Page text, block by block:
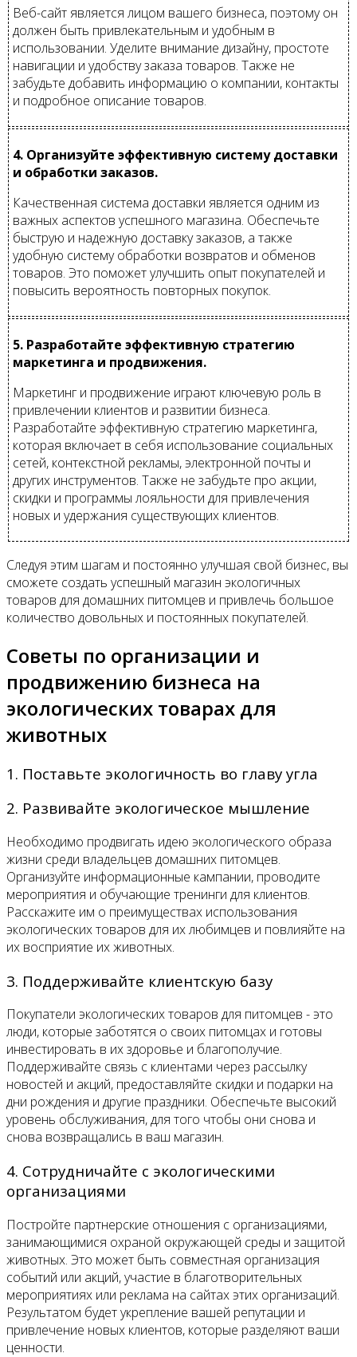
Веб-сайт является лицом вашего бизнеса, поэтому он
должен быть привлекательным и удобным в
использовании. Уделите внимание дизайну, простоте
навигации и удобству заказа товаров. Также не
забудьте добавить информацию о компании, контакты
и подробное описание товаров.
4. Организуйте эффективную систему доставки
и обработки заказов.
Качественная система доставки является одним из
важных аспектов успешного магазина. Обеспечьте
быструю и надежную доставку заказов, а также
удобную систему обработки возвратов и обменов
товаров. Это поможет улучшить опыт покупателей и
повысить вероятность повторных покупок.
5. Разработайте эффективную стратегию
маркетинга и продвижения.
Маркетинг и продвижение играют ключевую роль в
привлечении клиентов и развитии бизнеса.
Разработайте эффективную стратегию маркетинга,
которая включает в себя использование социальных
сетей, контекстной рекламы, электронной почты и
других инструментов. Также не забудьте про акции,
скидки и программы лояльности для привлечения
новых и удержания существующих клиентов.
Следуя этим шагам и постоянно улучшая свой бизнес, вы
сможете создать успешный магазин экологичных
товаров для домашних питомцев и привлечь большое
количество довольных и постоянных покупателей.
Советы по организации и
продвижению бизнеса на
экологических товарах для
животных
1. Поставьте экологичность во главу угла
2. Развивайте экологическое мышление
Необходимо продвигать идею экологического образа
жизни среди владельцев домашних питомцев.
Организуйте информационные кампании, проводите
мероприятия и обучающие тренинги для клиентов.
Расскажите им о преимуществах использования
экологических товаров для их любимцев и повлияйте на
их восприятие их животных.
3. Поддерживайте клиентскую базу
Покупатели экологических товаров для питомцев - это
люди, которые заботятся о своих питомцах и готовы
инвестировать в их здоровье и благополучие.
Поддерживайте связь с клиентами через рассылку
новостей и акций, предоставляйте скидки и подарки на
дни рождения и другие праздники. Обеспечьте высокий
уровень обслуживания, для того чтобы они снова и
снова возвращались в ваш магазин.
4. Сотрудничайте с экологическими
организациями
Постройте партнерские отношения с организациями,
занимающимися охраной окружающей среды и защитой
животных. Это может быть совместная организация
событий или акций, участие в благотворительных
мероприятиях или реклама на сайтах этих организаций.
Результатом будет укрепление вашей репутации и
привлечение новых клиентов, которые разделяют ваши
ценности.